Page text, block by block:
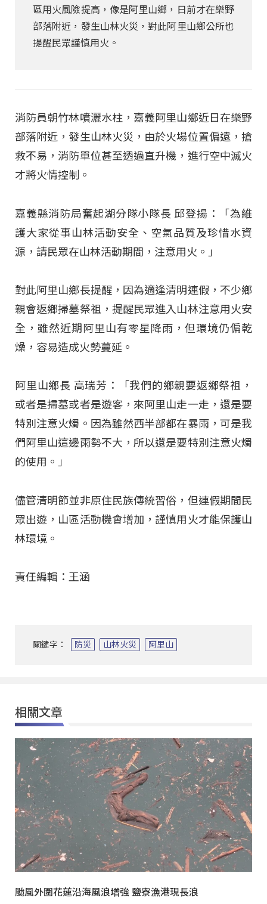
區用火風險提高，像是阿里山鄉，日前才在樂野
部落附近，發生山林火災，對此阿里山鄉公所也
提醒民眾謹慎用火。
消防員朝竹林噴灑水柱，嘉義阿里山鄉近日在樂野
部落附近，發生山林火災，由於火場位置偏遠，搶
救不易，消防單位甚至透過直升機，進行空中滅火
才將火情控制。
嘉義縣消防局奮起湖分隊小隊長 邱登揚：「為維
護大家從事山林活動安全、空氣品質及珍惜水資
源，請民眾在山林活動期間，注意用火。」
對此阿里山鄉長提醒，因為適逢清明連假，不少鄉
親會返鄉掃墓祭祖，提醒民眾進入山林注意用火安
全，雖然近期阿里山有零星降雨，但環境仍偏乾
燥，容易造成火勢蔓延。
阿里山鄉長 高瑞芳：「我們的鄉親要返鄉祭祖，
或者是掃墓或者是遊客，來阿里山走一走，還是要
特別注意火燭。因為雖然西半部都在暴雨，可是我
們阿里山這邊雨勢不大，所以還是要特別注意火燭
的使用。」
儘管清明節並非原住民族傳統習俗，但連假期間民
眾出遊，山區活動機會增加，謹慎用火才能保護山
林環境。
責任編輯：王涵
關鍵字： 防災 山林火災 阿里山
相關文章
颱風外圍花蓮沿海風浪增強 鹽寮漁港現長浪